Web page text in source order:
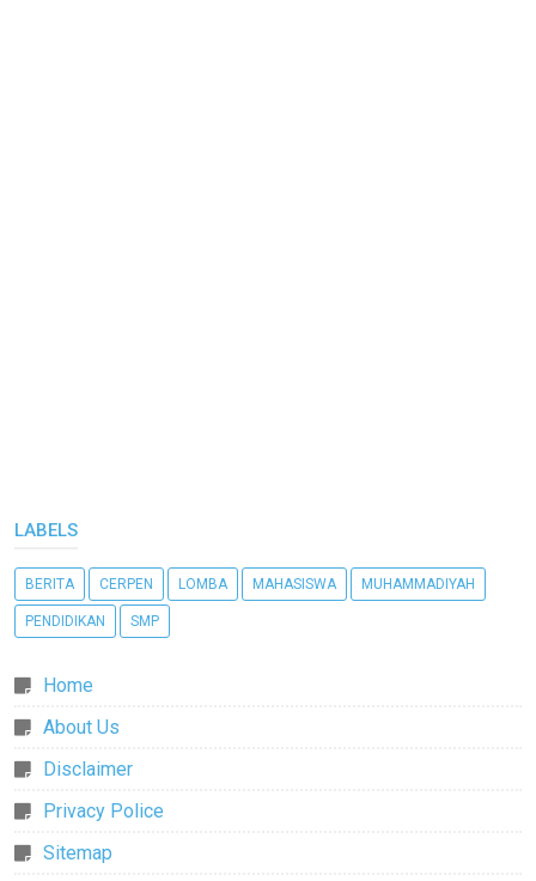
LABELS
BERITA CERPEN LOMBA MAHASISWA MUHAMMADIYAH
PENDIDIKAN SMP
Home
About Us
Disclaimer
Privacy Police
Sitemap